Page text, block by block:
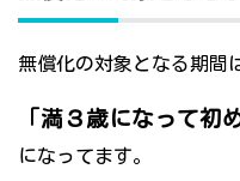
無償化の対象となる期間
「満３歳になって初
になってます。